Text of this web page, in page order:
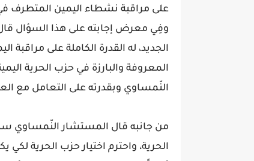
على مراقبة نشطاء اليمين المتطرف
وفِي معرض إجابته على هذا السؤال قال
الجديد، له القدرة الكاملة على
المعروفة والبارزة في حزب الحرية
النّمساوي وبقدرته على التعامل مع
من جانبه قال المستشار النّمساوي
الحرية، واحترم اختيار حزب الحرية لكي